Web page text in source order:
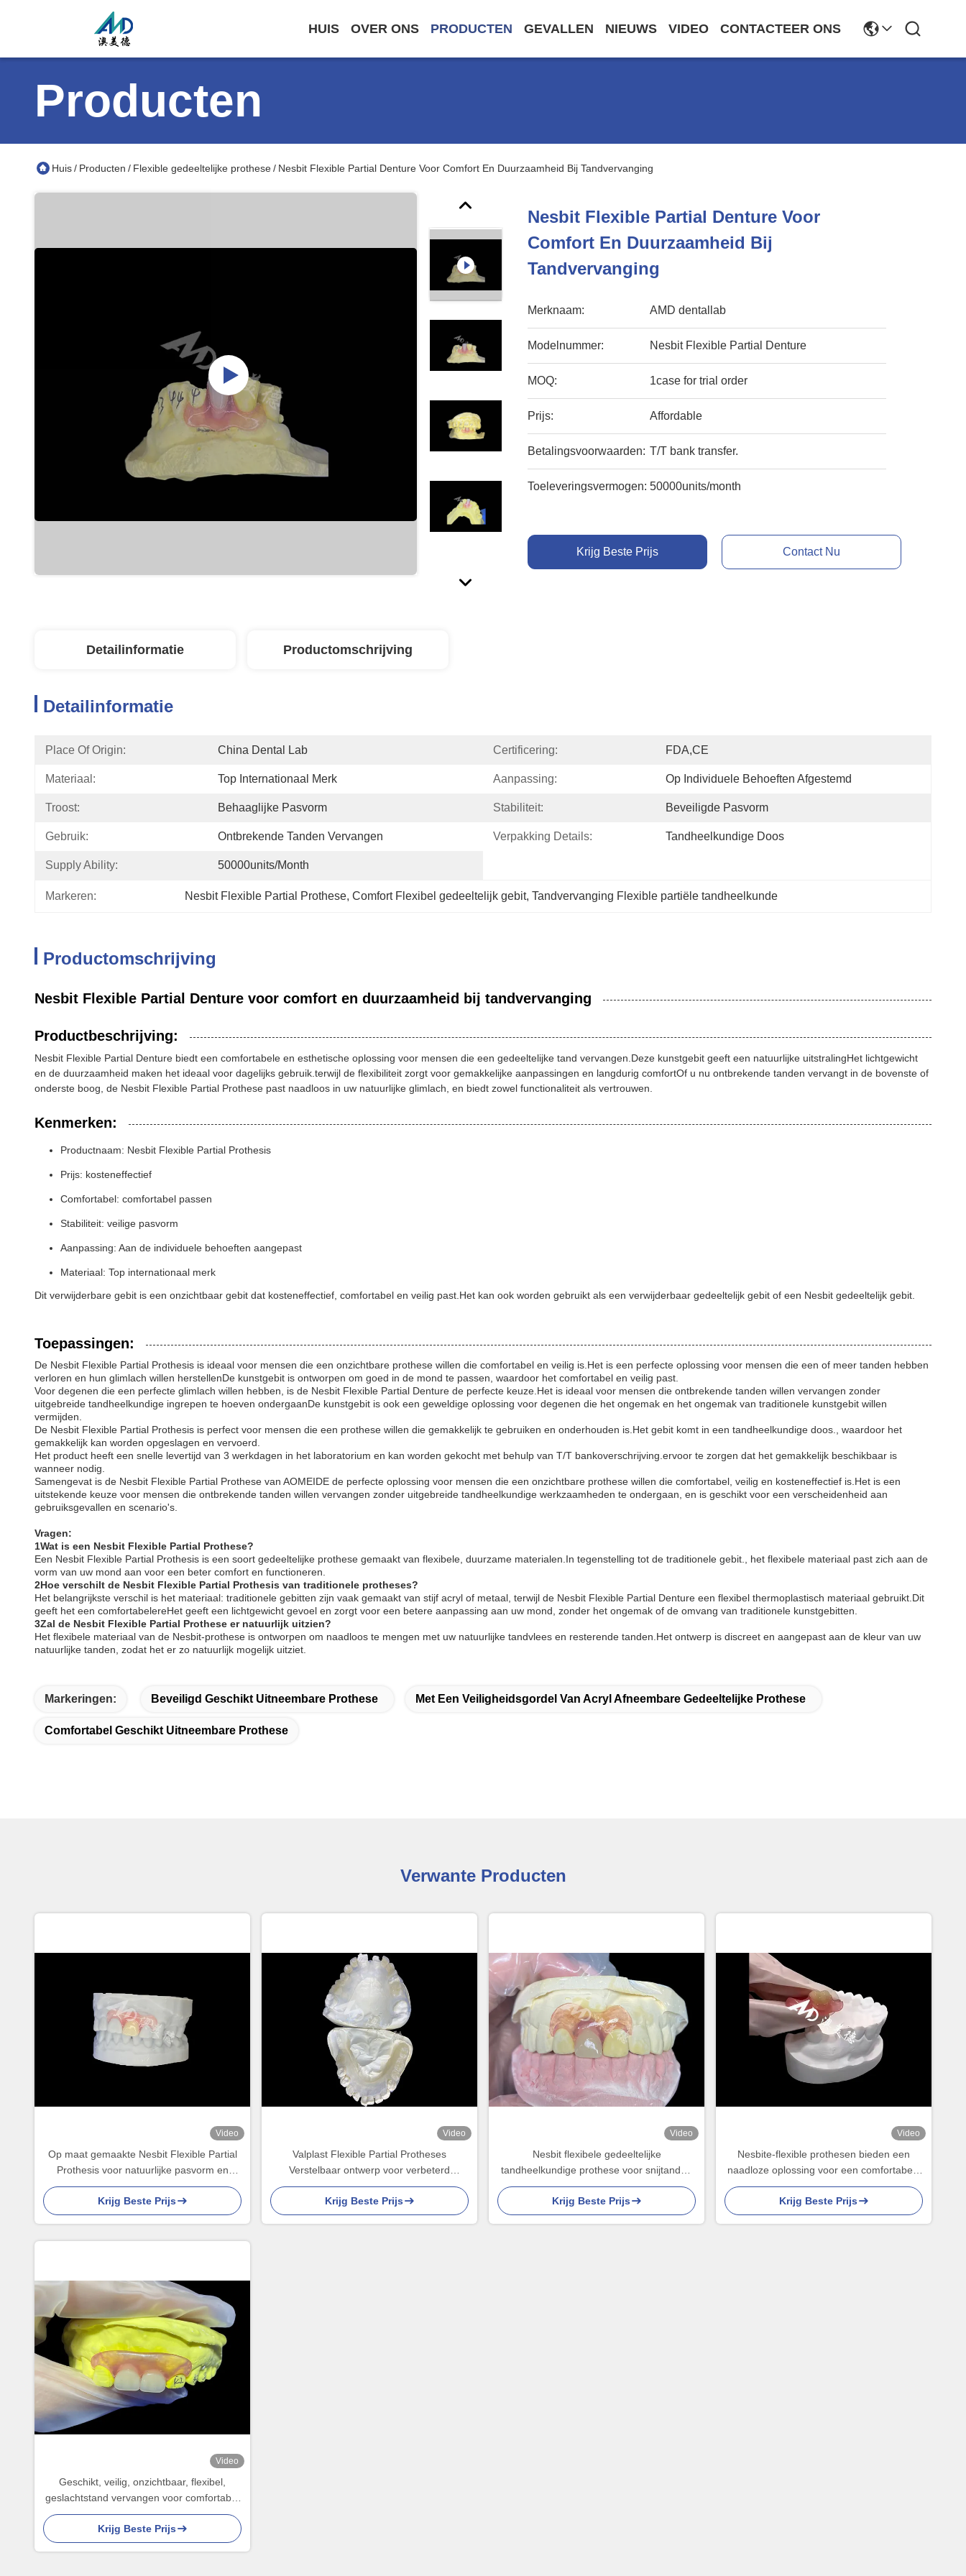
HUIS OVER ONS PRODUCTEN GEVALLEN NIEUWS VIDEO CONTACTEER ONS
Producten
Huis/ Producten / Flexible gedeeltelijke prothese/ Nesbit Flexible Partial Denture Voor Comfort En Duurzaamheid Bij Tandvervanging
Nesbit Flexible Partial Denture Voor
Comfort En Duurzaamheid Bij
Tandvervanging
Merknaam: AMD dentallab
Modelnummer: Nesbit Flexible Partial Denture
MOQ: 1case for trial order
Prijs: Affordable
Betalingsvoorwaarden: T/T bank transfer.
Toeleveringsvermogen: 50000units/month
Krijg Beste Prijs Contact Nu
Detailinformatie Productomschrijving
Detailinformatie
Place Of Origin: China Dental Lab Certificering: FDA,CE
Materiaal: Top Internationaal Merk Aanpassing: Op Individuele Behoeften Afgestemd
Troost: Behaaglijke Pasvorm Stabiliteit: Beveiligde Pasvorm
Gebruik: Ontbrekende Tanden Vervangen Verpakking Details: Tandheelkundige Doos
Supply Ability: 50000units/month
Markeren: Nesbit Flexible Partial Prothese, Comfort Flexibel gedeeltelijk gebit, Tandvervanging Flexible partiële tandheelkunde
Productomschrijving
Nesbit Flexible Partial Denture voor comfort en duurzaamheid bij tandvervanging
Productbeschrijving:
Nesbit Flexible Partial Denture biedt een comfortabele en esthetische oplossing voor mensen die een gedeeltelijke tand vervangen.Deze kunstgebit geeft een natuurlijke uitstralingHet lichtgewicht
en de duurzaamheid maken het ideaal voor dagelijks gebruik.terwijl de flexibiliteit zorgt voor gemakkelijke aanpassingen en langdurig comfortOf u nu ontbrekende tanden vervangt in de bovenste of
onderste boog, de Nesbit Flexible Partial Prothese past naadloos in uw natuurlijke glimlach, en biedt zowel functionaliteit als vertrouwen.
Kenmerken:
Productnaam: Nesbit Flexible Partial Prothesis
Prijs: kosteneffectief
Comfortabel: comfortabel passen
Stabiliteit: veilige pasvorm
Aanpassing: Aan de individuele behoeften aangepast
Materiaal: Top internationaal merk
Dit verwijderbare gebit is een onzichtbaar gebit dat kosteneffectief, comfortabel en veilig past.Het kan ook worden gebruikt als een verwijderbaar gedeeltelijk gebit of een Nesbit gedeeltelijk gebit.
Toepassingen:
De Nesbit Flexible Partial Prothesis is ideaal voor mensen die een onzichtbare prothese willen die comfortabel en veilig is.Het is een perfecte oplossing voor mensen die een of meer tanden hebben
verloren en hun glimlach willen herstellenDe kunstgebit is ontworpen om goed in de mond te passen, waardoor het comfortabel en veilig past.
Voor degenen die een perfecte glimlach willen hebben, is de Nesbit Flexible Partial Denture de perfecte keuze.Het is ideaal voor mensen die ontbrekende tanden willen vervangen zonder
uitgebreide tandheelkundige ingrepen te hoeven ondergaanDe kunstgebit is ook een geweldige oplossing voor degenen die het ongemak en het ongemak van traditionele kunstgebit willen
vermijden.
De Nesbit Flexible Partial Prothesis is perfect voor mensen die een prothese willen die gemakkelijk te gebruiken en onderhouden is.Het gebit komt in een tandheelkundige doos., waardoor het
gemakkelijk kan worden opgeslagen en vervoerd.
Het product heeft een snelle levertijd van 3 werkdagen in het laboratorium en kan worden gekocht met behulp van T/T bankoverschrijving.ervoor te zorgen dat het gemakkelijk beschikbaar is
wanneer nodig.
Samengevat is de Nesbit Flexible Partial Prothese van AOMEIDE de perfecte oplossing voor mensen die een onzichtbare prothese willen die comfortabel, veilig en kosteneffectief is.Het is een
uitstekende keuze voor mensen die ontbrekende tanden willen vervangen zonder uitgebreide tandheelkundige werkzaamheden te ondergaan, en is geschikt voor een verscheidenheid aan
gebruiksgevallen en scenario's.
Vragen:
1Wat is een Nesbit Flexible Partial Prothese?
Een Nesbit Flexible Partial Prothesis is een soort gedeeltelijke prothese gemaakt van flexibele, duurzame materialen.In tegenstelling tot de traditionele gebit., het flexibele materiaal past zich aan de
vorm van uw mond aan voor een beter comfort en functioneren.
2Hoe verschilt de Nesbit Flexible Partial Prothesis van traditionele protheses?
Het belangrijkste verschil is het materiaal: traditionele gebitten zijn vaak gemaakt van stijf acryl of metaal, terwijl de Nesbit Flexible Partial Denture een flexibel thermoplastisch materiaal gebruikt.Dit
geeft het een comfortabelereHet geeft een lichtgewicht gevoel en zorgt voor een betere aanpassing aan uw mond, zonder het ongemak of de omvang van traditionele kunstgebitten.
3Zal de Nesbit Flexible Partial Prothese er natuurlijk uitzien?
Het flexibele materiaal van de Nesbit-prothese is ontworpen om naadloos te mengen met uw natuurlijke tandvlees en resterende tanden.Het ontwerp is discreet en aangepast aan de kleur van uw
natuurlijke tanden, zodat het er zo natuurlijk mogelijk uitziet.
Markeringen: Beveiligd Geschikt Uitneembare Prothese Met Een Veiligheidsgordel Van Acryl Afneembare Gedeeltelijke Prothese
Comfortabel Geschikt Uitneembare Prothese
Verwante Producten
Video
Op maat gemaakte Nesbit Flexible Partial
Prothesis voor natuurlijke pasvorm en
langdurig comfort
Krijg Beste Prijs
Video
Valplast Flexible Partial Protheses
Verstelbaar ontwerp voor verbeterd
kauwen en spreken
Krijg Beste Prijs
Video
Nesbit flexibele gedeeltelijke
tandheelkundige prothese voor snijtanden
die een naadloze verwijderbare
tandvervangingsoplossing biedt
Krijg Beste Prijs
Video
Nesbite-flexible prothesen bieden een
naadloze oplossing voor een comfortabele
en natuurlijke glimlach
Krijg Beste Prijs
Video
Geschikt, veilig, onzichtbaar, flexibel,
geslachtstand vervangen voor comfortabel
kauwen en praten
Krijg Beste Prijs